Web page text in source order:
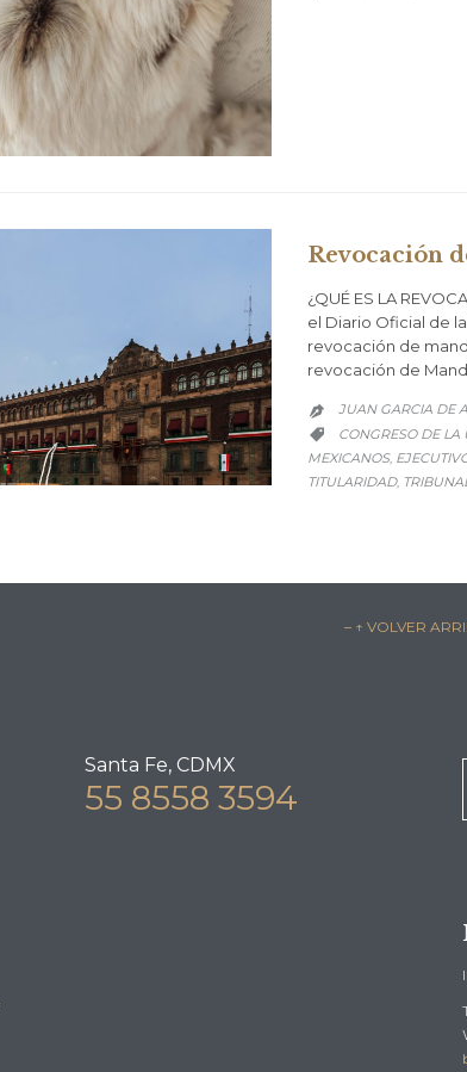
Revocación
¿QUÉ ES LA
el Diario Oficial de
revocación de
revocación de
 JUAN GARCIA DE
 CATEGORY
CONGRESO DE LA
MEXICANOS,
TITULARIDAD,
– ↑ VOLVER
Santa Fe, CDMX
55 8558 3594